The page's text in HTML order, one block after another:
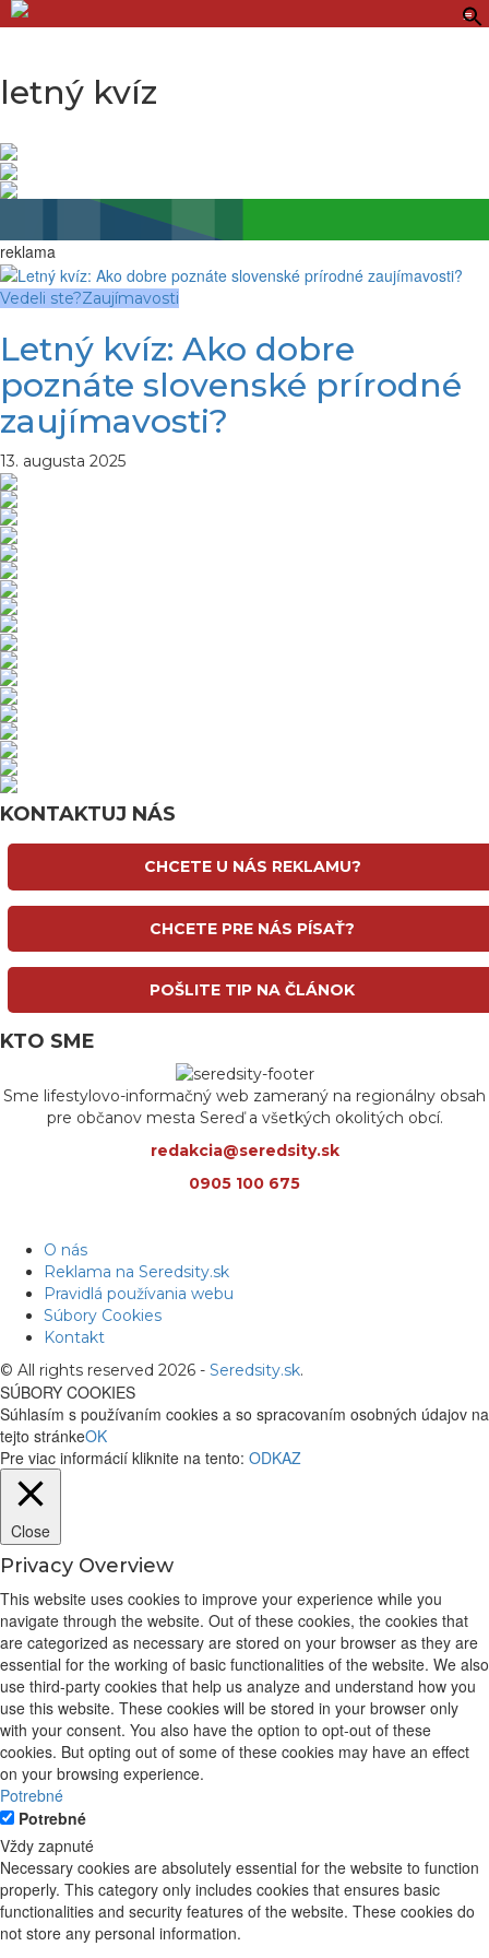
≡
letný kvíz
reklama
Vedeli ste?Zaujímavosti
Letný kvíz: Ako dobre
poznáte slovenské prírodné
zaujímavosti?
13. augusta 2025
KONTAKTUJ NÁS
CHCETE U NÁS REKLAMU?
CHCETE PRE NÁS PÍSAŤ?
POŠLITE TIP NA ČLÁNOK
KTO SME
Sme lifestylovo-informačný web zameraný na regionálny obsah
pre občanov mesta Sereď a všetkých okolitých obcí.
redakcia@seredsity.sk
0905 100 675
O nás
Reklama na Seredsity.sk
Pravidlá používania webu
Súbory Cookies
Kontakt
© All rights reserved 2026 - Seredsity.sk.
SÚBORY COOKIES
Súhlasím s používaním cookies a so spracovaním osobných údajov na
tejto stránkeOK
Pre viac informácií kliknite na tento: ODKAZ
Close
Privacy Overview
This website uses cookies to improve your experience while you
navigate through the website. Out of these cookies, the cookies that
are categorized as necessary are stored on your browser as they are
essential for the working of basic functionalities of the website. We also
use third-party cookies that help us analyze and understand how you
use this website. These cookies will be stored in your browser only
with your consent. You also have the option to opt-out of these
cookies. But opting out of some of these cookies may have an effect
on your browsing experience.
Potrebné
Potrebné
Vždy zapnuté
Necessary cookies are absolutely essential for the website to function
properly. This category only includes cookies that ensures basic
functionalities and security features of the website. These cookies do
not store any personal information.